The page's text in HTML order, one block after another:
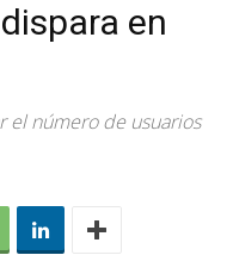
en
el número de usuarios